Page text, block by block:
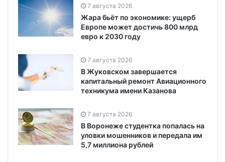
7 августа 2026
Жара бьёт по экономике: ущерб
Европе может достичь 800 млрд
евро к 2030 году
7 августа 2026
В Жуковском завершается
капитальный ремонт Авиационного
техникума имени Казанова
7 августа 2026
В Воронеже студентка попалась на
уловки мошенников и передала им
5,7 миллиона рублей